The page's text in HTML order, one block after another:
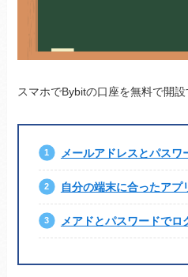
スマホでBybitの口座を無料で開
メールアドレスとパスワ
自分の端末に合ったアプ
メアドとパスワードでロ